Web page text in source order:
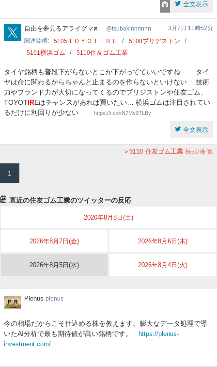
全文表示
tsubakinnnnnn
自由を夢見るアライグマฅ tsubakinnnnnn
3月7日 11時52分
関連銘柄
5105 ＴＯＹＯＴＩＲＥ 5108ブリヂストン
5101横浜ゴム 5110住友ゴム工業
タイヤ銘柄も普段下がらないとこが下がってていいですね タイ
ヤは命に関わるからちゃんと止まるのを作らないといけない 技術
力やブランド力が大切になってくるのでブリジストンや住友ゴム、
TOYOTIREはチャンスがあれば買いたい… 横浜ゴムは注目されてい
るだけに利回りが少ない
https://t.co/tN7Ms9TLBy
全文表示
5110 住友ゴム工業 株式/株価
1
直近の住友ゴム工業のツイッターの反応
2026年8月8日(土)
2026年8月7日(金) 2026年8月6日(木)
2026年8月5日(水) 2026年8月4日(火)
Plenus
Plenus plenus
今の相場だからこそ仕込める株を教えます。膨大なデータ処理で導
いたAI分析で最も期待値が高い銘柄です。
https://plenus-
investment.com/